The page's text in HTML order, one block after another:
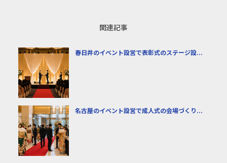
関連記事
春日井のイベント設営で表彰式のステージ設...
名古屋のイベント設営で成人式の会場づくり...